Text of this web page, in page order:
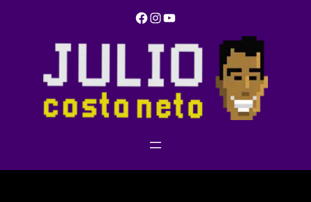
Facebook Instagram YouTube